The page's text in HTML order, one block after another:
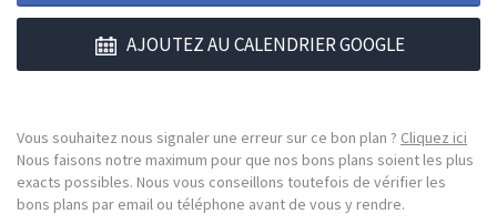
AJOUTEZ AU CALENDRIER GOOGLE
Vous souhaitez nous signaler une erreur sur ce bon plan ? Cliquez ici
Nous faisons notre maximum pour que nos bons plans soient les plus
exacts possibles. Nous vous conseillons toutefois de vérifier les
bons plans par email ou téléphone avant de vous y rendre.